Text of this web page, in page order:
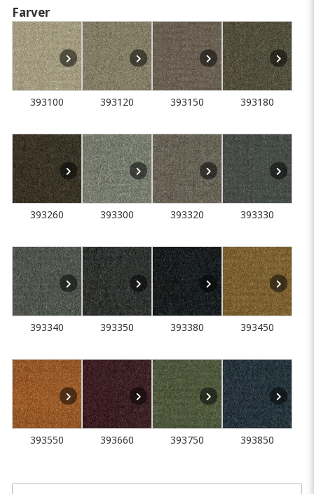
Farver
393100 393120 393150 393180
393260 393300 393320 393330
393340 393350 393380 393450
393550 393660 393750 393850